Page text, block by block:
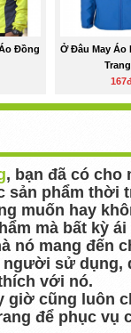
Đồng
Ở Đâu May Áo
, bạn đã có cho
sản phẩm thời
muốn hay
mà bất kỳ
nó mang đến
người sử
với nó.
cũng luôn
để phục vụ